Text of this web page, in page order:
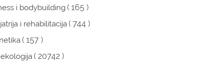
i bodybuilding( 165 )
i rehabilitacija( 744 )
( 157 )
( 20742 )